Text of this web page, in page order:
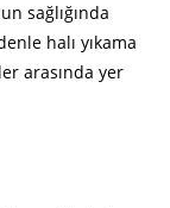
sağlığında
halı yıkama
arasında yer